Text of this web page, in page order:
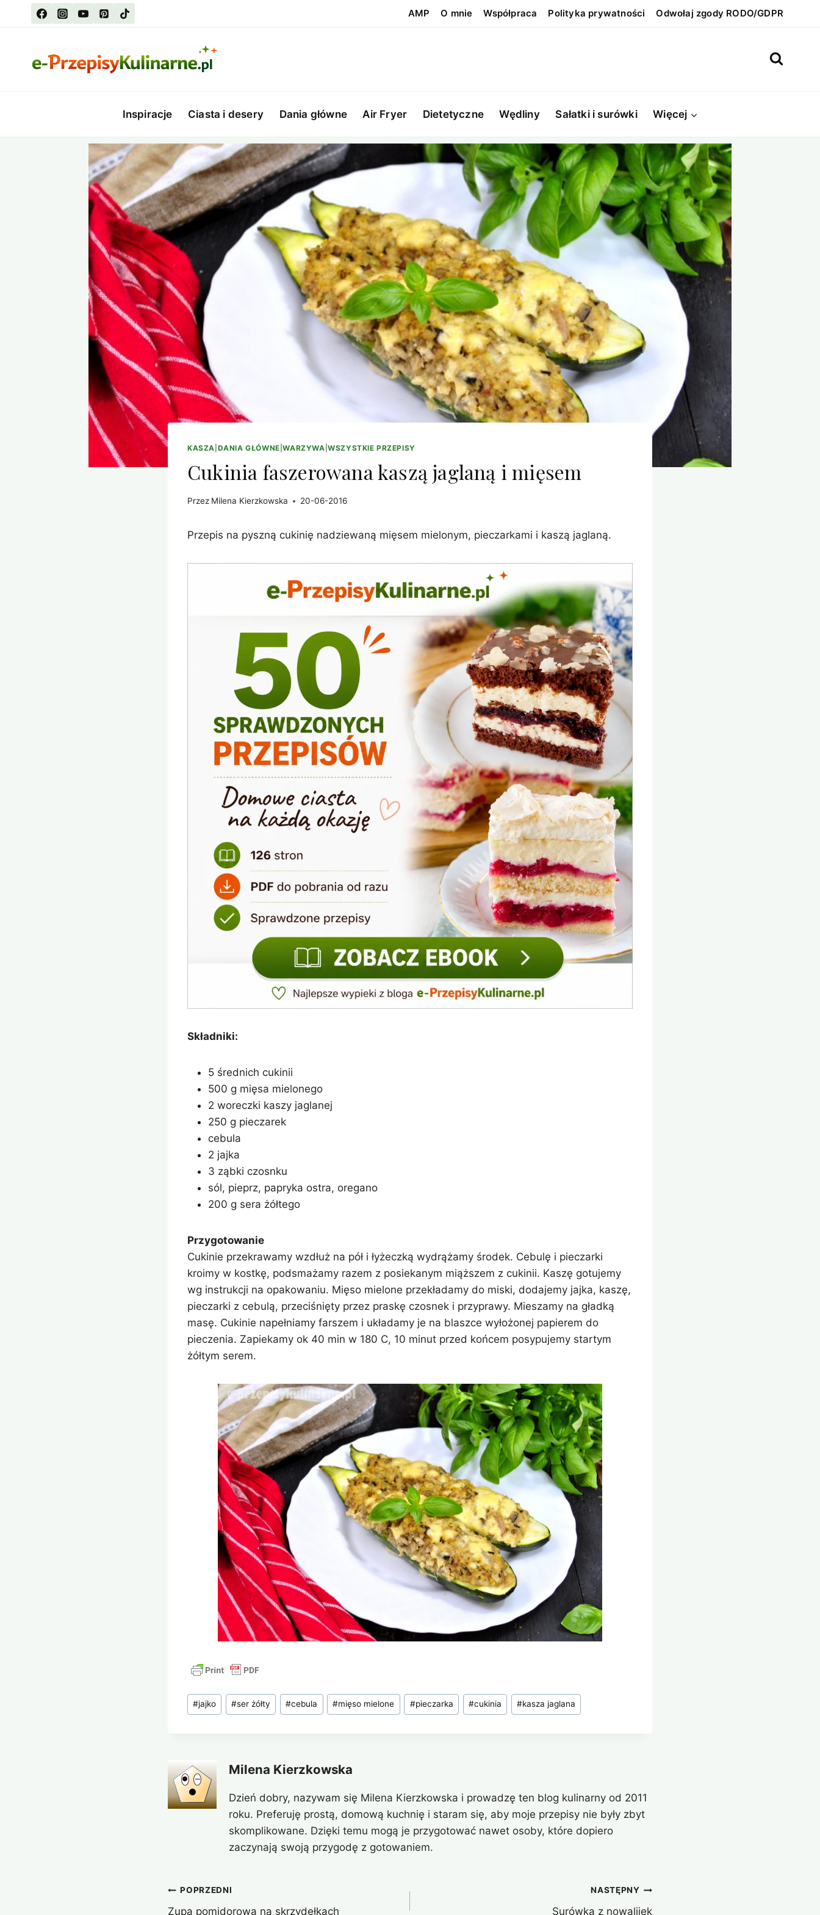
AMP O mnie Współpraca Polityka prywatności Odwołaj zgody RODO/GDPR
Inspiracje Ciasta i desery Dania główne Air Fryer Dietetyczne Wędliny Sałatki i surówki Więcej
KASZA DANIA GŁÓWNE |WARZYWA |WSZYSTKIE PRZEPISY
Cukinia faszerowana kaszą jaglaną i mięsem
Przez Milena Kierzkowska 20-06-2016
Przepis na pyszną cukinię nadziewaną mięsem mielonym, pieczarkami i kaszą jaglaną.
Składniki:
5 średnich cukinii
500 g mięsa mielonego
2 woreczki kaszy jaglanej
250 g pieczarek
cebula
2 jajka
3 ząbki czosnku
sól, pieprz, papryka ostra, oregano
200 g sera żółtego
Przygotowanie
Cukinie przekrawamy wzdłuż na pół i łyżeczką wydrążamy środek. Cebulę i pieczarki
kroimy w kostkę, podsmażamy razem z posiekanym miąższem z cukinii. Kaszę gotujemy
wg instrukcji na opakowaniu. Mięso mielone przekładamy do miski, dodajemy jajka, kaszę,
pieczarki z cebulą, przeciśnięty przez praskę czosnek i przyprawy. Mieszamy na gładką
masę. Cukinie napełniamy farszem i układamy je na blaszce wyłożonej papierem do
pieczenia. Zapiekamy ok 40 min w 180 C, 10 minut przed końcem posypujemy startym
żółtym serem.
Tagi
wpisu:
#jajko #ser żółty #cebula #mięso mielone #pieczarka #cukinia #kasza jaglana
Milena Kierzkowska
Dzień dobry, nazywam się Milena Kierzkowska i prowadzę ten blog kulinarny od 2011
roku. Preferuję prostą, domową kuchnię i staram się, aby moje przepisy nie były zbyt
skomplikowane. Dzięki temu mogą je przygotować nawet osoby, które dopiero
zaczynają swoją przygodę z gotowaniem.
Nawigacja
POPRZEDNI
Zupa pomidorowa na skrzydełkach
NASTĘPNY
Surówka z nowalijek